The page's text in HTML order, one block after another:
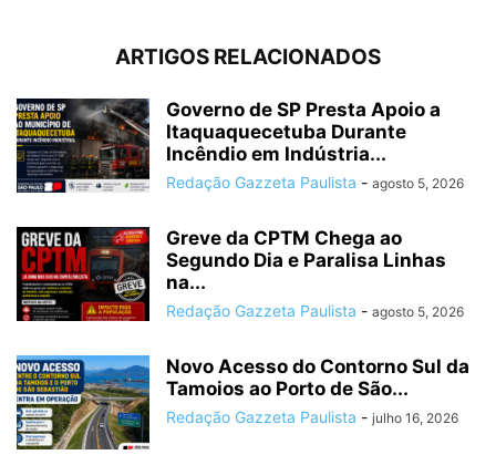
ARTIGOS RELACIONADOS
Governo de SP Presta Apoio a
Itaquaquecetuba Durante
Incêndio em Indústria...
Redação Gazzeta Paulista - agosto 5, 2026
Greve da CPTM Chega ao
Segundo Dia e Paralisa Linhas
na...
Redação Gazzeta Paulista - agosto 5, 2026
Novo Acesso do Contorno Sul da
Tamoios ao Porto de São...
Redação Gazzeta Paulista - julho 16, 2026